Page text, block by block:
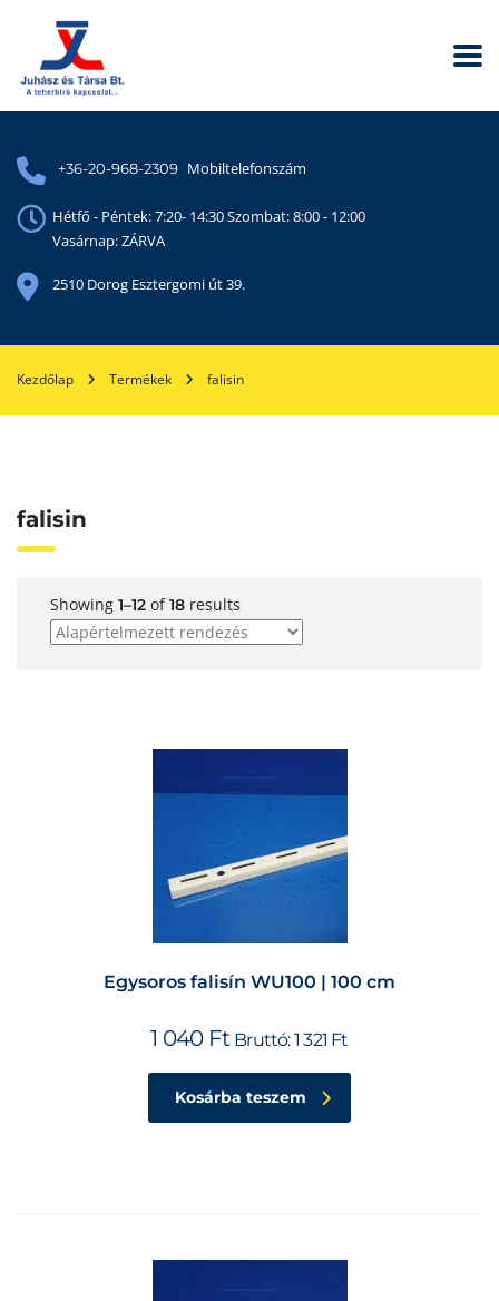
+36-20-968-2309 Mobiltelefonszám
Hétfő - Péntek: 7:20- 14:30 Szombat: 8:00 - 12:00
Vasárnap: ZÁRVA
2510 Dorog Esztergomi út 39.
Kezdőlap Termékek falisin
falisin
Showing 1–12 of18 results
Egysoros falisín WU100 | 100 cm
1 040 Ft Bruttó:1 321 Ft
Kosárba teszem